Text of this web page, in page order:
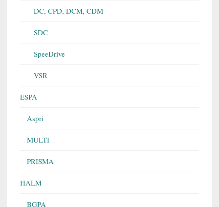
DC, CPD, DCM, CDM
SDC
SpeeDrive
VSR
ESPA
Aspri
MULTI
PRISMA
HALM
BGPA